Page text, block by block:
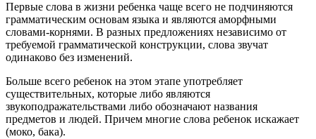
Первые слова в жизни ребенка чаще всего не подчиняются
грамматическим основам языка и являются аморфными
словами-корнями. В разных предложениях независимо от
требуемой грамматической конструкции, слова звучат
одинаково без изменений.
Больше всего ребенок на этом этапе употребляет
существительных, которые либо являются
звукоподражательствами либо обозначают названия
предметов и людей. Причем многие слова ребенок искажает
(моко, бака).